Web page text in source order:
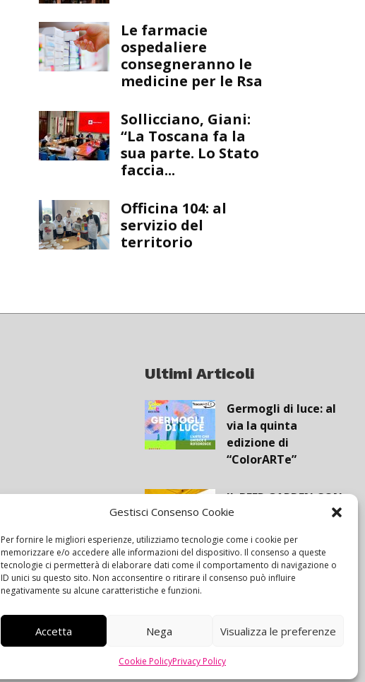
Gestisci Consenso Cookie
Per fornire le migliori esperienze, utilizziamo tecnologie come i cookie per
memorizzare e/o accedere alle informazioni del dispositivo. Il consenso a queste
tecnologie ci permetterà di elaborare dati come il comportamento di navigazione o
ID unici su questo sito. Non acconsentire o ritirare il consenso può influire
negativamente su alcune caratteristiche e funzioni.
Accetta Nega Visualizza le preferenze
Cookie PolicyPrivacy Policy
Le farmacie
ospedaliere
consegneranno le
medicine per le Rsa
Sollicciano, Giani:
“La Toscana fa la
sua parte. Lo Stato
faccia...
Officina 104: al
servizio del
territorio
Ultimi Articoli
Germogli di luce: al
via la quinta
edizione di
“ColorARTe”
IL BEER GARDEN CON
IL GIALLONE
Siamo pronti a
navigare “contro